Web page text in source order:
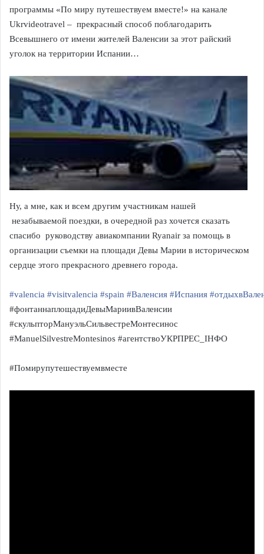
программы «По миру путешествуем вместе!» на канале
Ukrvideotravel – прекрасный способ поблагодарить
Всевышнего от имени жителей Валенсии за этот райский
уголок на территории Испании…
Ну, а мне, как и всем другим участникам нашей
незабываемой поездки, в очередной раз хочется сказать
спасибо руководству авиакомпании Ryanair за помощь в
организации съемки на площади Девы Марии в историческом
сердце этого прекрасного древнего города.
#valencia #visitvalencia #spain #Валенсия #Испания
#фонтаннаплощадиДевыМариивВаленсии
#скульпторМануэльСильвестреМонтесинос
#ManuelSilvestreMontesinos #агентствоУКРПРЕС_ІНФО
#Помирупутешествуемвместе